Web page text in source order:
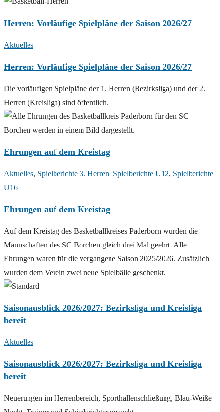
Herren: Vorläufige Spielpläne der Saison 2026/27
Aktuelles
Herren: Vorläufige Spielpläne der Saison 2026/27
Die vorläufigen Spielpläne der 1. Herren (Bezirksliga) und der 2.
Herren (Kreisliga) sind öffentlich.
Ehrungen auf dem Kreistag
Aktuelles, Spielberichte 3. Herren, Spielberichte U12, Spielberichte
U16
Ehrungen auf dem Kreistag
Auf dem Kreistag des Basketballkreises Paderborn wurden die
Mannschaften des SC Borchen gleich drei Mal geehrt. Alle
Ehrungen waren für die vergangene Saison 2025/2026. Zusätzlich
wurden dem Verein zwei neue Spielbälle geschenkt.
Saisonausblick 2026/2027: Bezirksliga und Kreisliga
bereit
Aktuelles
Saisonausblick 2026/2027: Bezirksliga und Kreisliga
bereit
Neuerungen im Herrenbereich, Sporthallenschließung, Blau-Weiße